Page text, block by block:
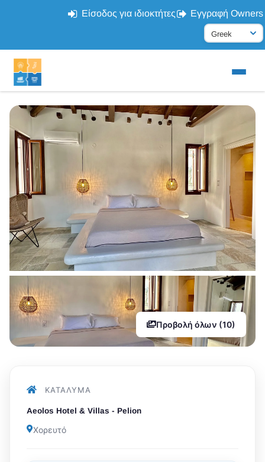
Είσοδος για ιδιοκτήτες Εγγραφή Owners
Προβολή όλων (10)
ΚΑΤΆΛΥΜΑ
Aeolos Hotel & Villas - Pelion
Χορευτό